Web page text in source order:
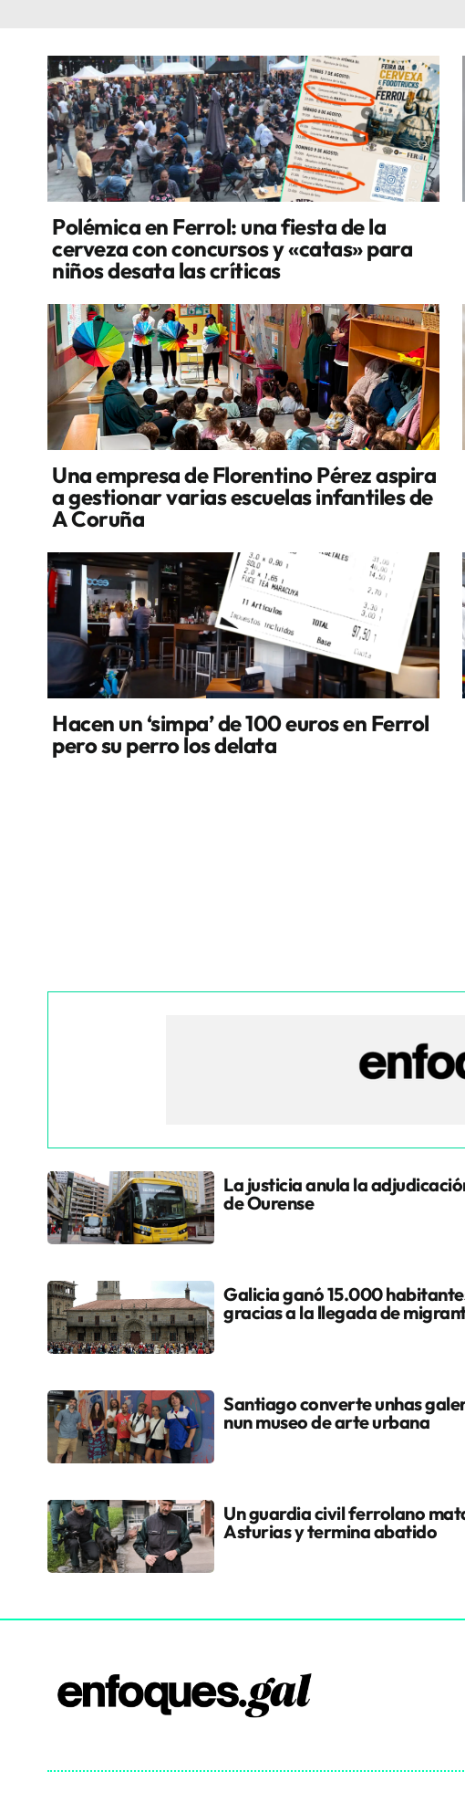
Polémica en Ferrol: una fiesta de la
cerveza con concursos y «catas» para
niños desata las críticas
Una empresa de Florentino Pérez aspira
a gestionar varias escuelas infantiles de
A Coruña
Hacen un ‘simpa’ de 100 euros en Ferrol
pero su perro los delata
La justicia anula la
de Ourense
Galicia ganó 15.000
gracias a la llegada de
Santiago converte unhas
nun museo de arte urbana
Un guardia civil ferrolano
Asturias y termina abatido